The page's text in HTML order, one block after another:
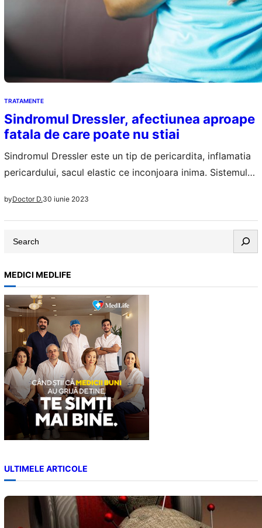
TRATAMENTE
Sindromul Dressler, afectiunea aproape
fatala de care poate nu stiai
Sindromul Dressler este un tip de pericardita, inflamatia
pericardului, sacul elastic ce inconjoara inima. Sistemul
principala cauza a Sindromului Dressler. Durerile in piept
de la pericardul inflamat si excesul de fluid dintre cele
doua straturi ale pericardului pot duce la agravarea
byDoctor D.30 iunie 2023
a
r
c
h
MEDICI MEDLIFE
ULTIMELE ARTICOLE